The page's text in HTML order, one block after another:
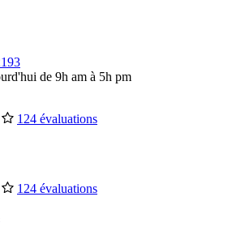
de 9h am à 5h pm
124 évaluations
124 évaluations